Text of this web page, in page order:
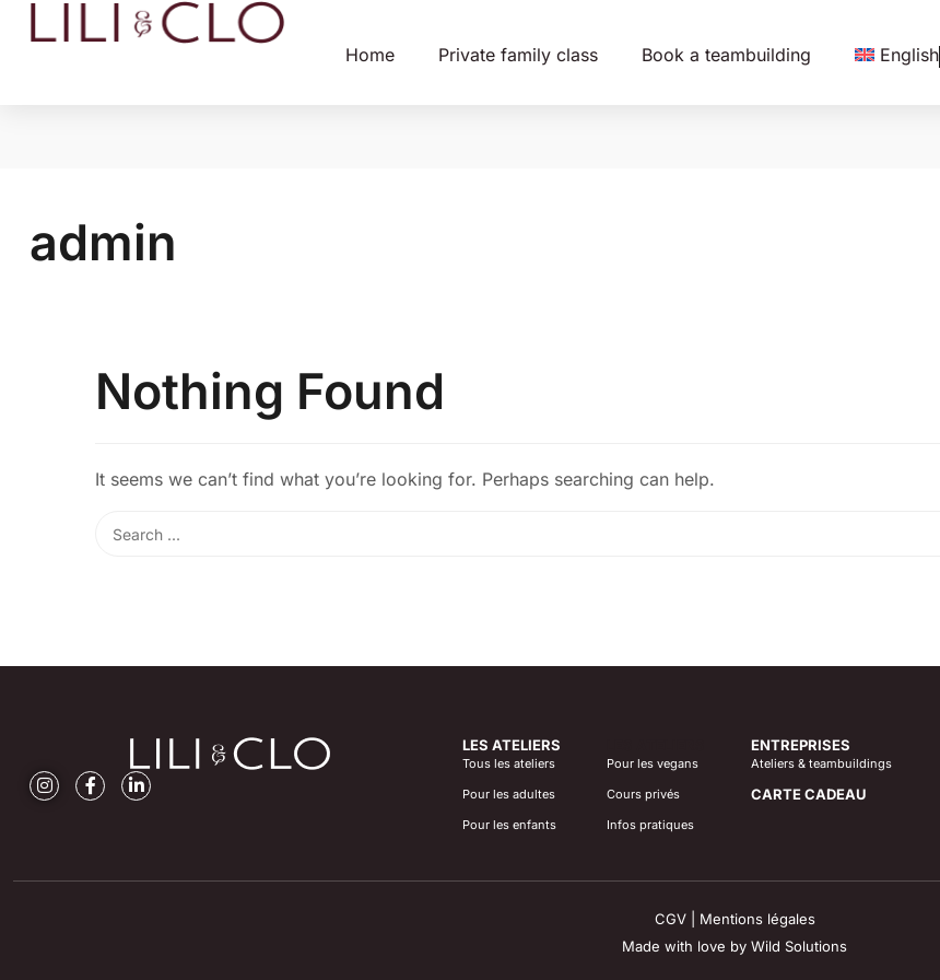
Home Private family class Book a teambuilding English
admin
Nothing Found
It seems we can’t find what you’re looking for. Perhaps searching can help.
LES ATELIERS
Tous les ateliers
Pour les adultes
Pour les enfants
Pour les vegans
Cours privés
Infos pratiques
ENTREPRISES
Ateliers & teambuildings
CARTE CADEAU
CGV| Mentions légales
Made with love by Wild Solutions